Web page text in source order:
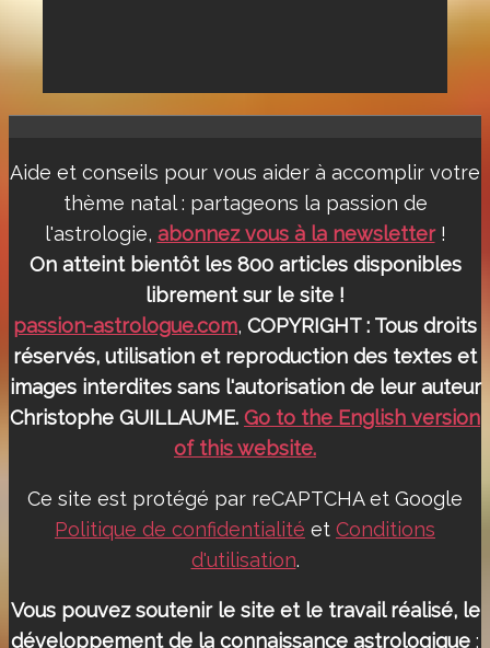
Aide et conseils pour vous aider à accomplir votre
thème natal : partageons la passion de
l'astrologie, abonnez vous à la newsletter!
On atteint bientôt les 800 articles disponibles
librement sur le site !
passion-astrologue.com, COPYRIGHT : Tous droits
réservés, utilisation et reproduction des textes et
images interdites sans l'autorisation de leur auteur
Christophe GUILLAUME. Go to the English version
of this website.
Ce site est protégé par reCAPTCHA et Google
Politique de confidentialité et Conditions
d'utilisation.
Vous pouvez soutenir le site et le travail réalisé, le
développement de la connaissance astrologique :